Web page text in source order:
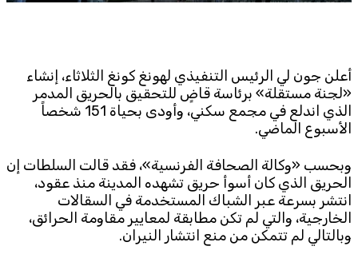
Cookies Policy
أعلن جون لي الرئيس التنفيذي لهونغ كونغ الثلاثاء، إنشاء
«لجنة مستقلة» برئاسة قاضٍ للتحقيق بالحريق المدمر
الذي اندلع في مجمع سكني، وأودى بحياة 151 شخصاً
الأسبوع الماضي.
وبحسب «وكالة الصحافة الفرنسية»، فقد قالت السلطات إن
الحريق الذي كان أسوأ حريق تشهده المدينة منذ عقود،
انتشر بسرعة عبر الشباك المستخدمة في السقالات
الخارجية، والتي لم تكن مطابقة لمعايير مقاومة الحرائق،
وبالتالي لم تتمكن من منع انتشار النيران.